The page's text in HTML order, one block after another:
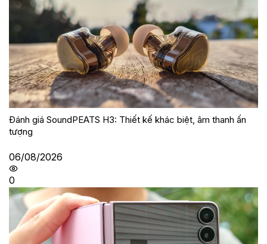
Đánh giá SoundPEATS H3: Thiết kế khác biệt, âm thanh ấn
tượng
06/08/2026
0